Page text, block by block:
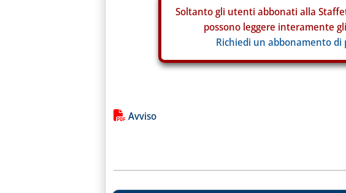
Soltanto gli utenti abbonati alla
possono leggere interamente
Richiedi un abbonamento di
Lista allegati PDF alla notizia
Avviso